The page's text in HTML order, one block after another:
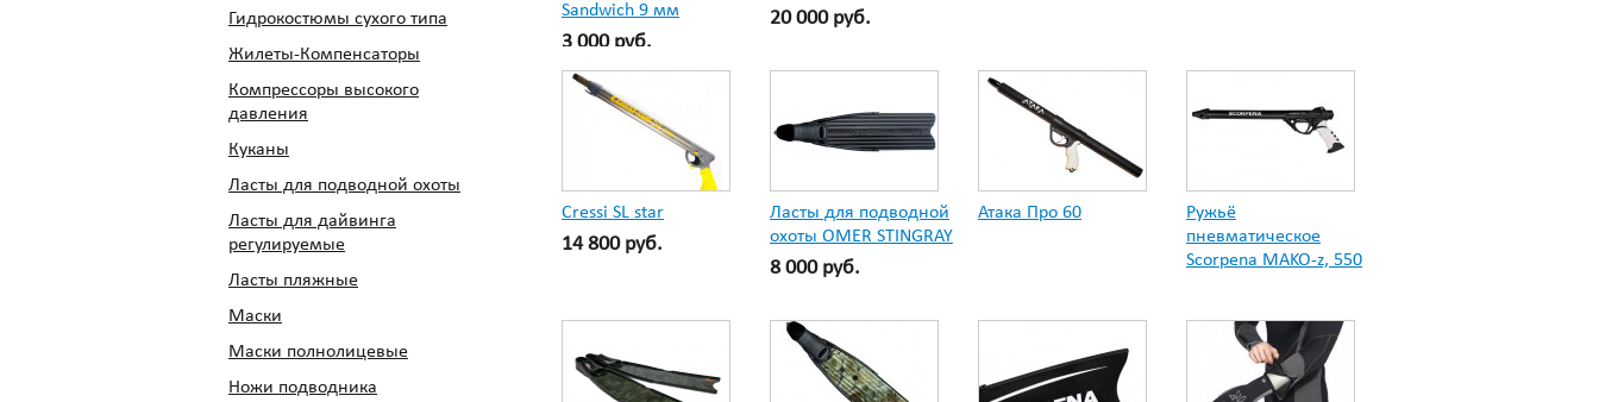
Гидрокостюмы сухого типа
Жилеты-Компенсаторы
Компрессоры высокого
давления
Куканы
Ласты для подводной охоты
Ласты для дайвинга
регулируемые
Ласты пляжные
Маски
Маски полнолицевые
Ножи подводника
Sandwich 9 мм
3 000 руб.
20 000 руб.
Cressi SL star
14 800 руб.
Ласты для подводной
охоты OMER STINGRAY
8 000 руб.
Атака Про 60
Ружьё
пневматическое
Scorpena MAKO-z, 550